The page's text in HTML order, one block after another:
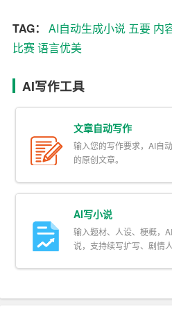
引听众注意；正文部分则需逻
“问题-分析-解决”的结构，让听
外，适当使用过渡语句，如“接下
三、语言要美：生动传神，富有
语言是演讲的媒介，优美的语
学生应追求语言的准确性和生
比等修辞手法，使表达更加丰富
语调的变化，根据不同的情境
语调来强调重点，增强表达效
TAG： AI自动生成小说 五要 内
比赛语言优美
AI写作工具
文章自动写作
输入您的写作要求，AI自
的原创文章。
AI写小说
输入题材、人设、梗概，
说，支持续写扩写、剧情人